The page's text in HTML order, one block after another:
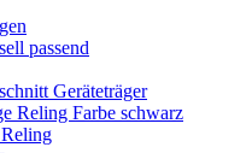
passend
Geräteträger
Reling Farbe schwarz